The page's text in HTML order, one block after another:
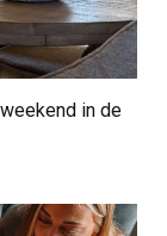
in de